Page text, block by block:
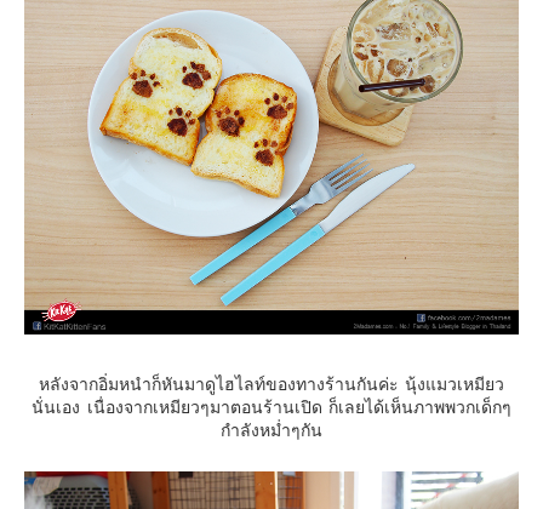
หลังจากอิ่มหนำก็หันมาดูไฮไลท์ของทางร้านกันค่ะ นุ้งแมวเหมียว
นั่นเอง เนื่องจากเหมียวๆมาตอนร้านเปิด ก็เลยได้เห็นภาพพวกเด็กๆ
กำลังหม่ำๆกัน